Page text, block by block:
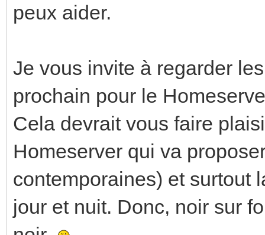
peux aider.
Je vous invite à regarder
prochain pour le
Cela devrait vous faire
Homeserver qui va
contemporaines) et surtout
jour et nuit. Donc, noir sur